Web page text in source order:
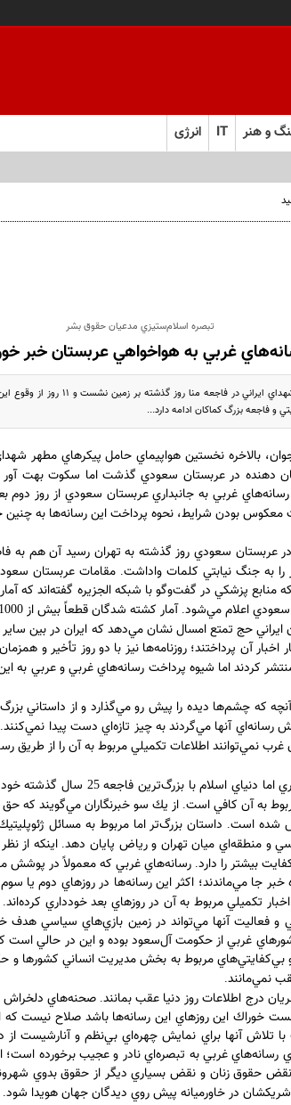
و هنر IT انرژی
تبصره اسلام‌ستيزي مدعيان حقوق بشر
غربي به هواخواهي عربستان خبر
بالاخره نخستين هواپيماي حامل
و فاجعه بزرگ كماكان ادامه دارد...
بالاخره نخستين هواپيماي حامل پيكرهاي مطهر
دهنده در عربستان سعودي گذشت اما سكوت بهت آور
غربي به جانبداري عربستان سعودي از روز دوم
بودن شرايط، نحوه پرداخت اين رسانه‌ها به
در عربستان سعودي روز گذشته به تهران رسيد آن هم به
به جنگ نيابتي كلمات واداشت.مقامات عربستان
پزشكي در گفت‌وگو با شبكه الجزيره گفته‌اند كه
سعودي اعلام مي‌شود.آمار كشته شدگان قطعاً بيش از 1000
ايراني حج تمتع امسال نشان مي‌دهد كه ايران در بين ساير
آن پرداختند؛ روزنامه‌ها نيز با دو روز تأخير و
كردند اما شيوه پرداخت رسانه‌هاي غربي و عربي به
آنچه كه چشم‌ها ديده را پيش رو مي‌گذارد و از داستاني
رسانه‌اي آنها مي‌گردند به چيز تازه‌اي دست پيدا نمي‌كنند
نمي‌توانند اطلاعات تكميلي مربوط به آن را از طريق
اما دنياي اسلام با بزرگ‌ترين فاجعه25 سال گذشته
به آن كافي است.از يك سو خبرنگاران مي‌گويند كه
شده است. داستان بزرگ‌تر اما مربوط به مسائل
منطقه‌اي ميان تهران و رياض پايان دهد.اينكه از
بيشتر را دارد.رسانه‌هاي غربي كه معمولاً در پوشش
خبر جا مي‌ماندند؛ اكثر اين رسانه‌ها در روزهاي دوم يا
اخبار تكميلي مربوط به آن در روزهاي بعد خودداري كرده‌اند.
فعاليت آنها مي‌تواند در زمين بازي‌هاي سياسي هدف
غربي از حكومت آل‌سعود بوده و اين در حالي است
بي‌كفايتي‌هاي مربوط به بخش مديريت انساني كشورها
نمي‌مانند.
درج اطلاعات روز دنيا عقب بمانند. صحنه‌هاي دلخراش
اين روزهاي اين رسانه‌ها باشد صلاح نيست كه
آنها براي نمايش چهره‌اي بي‌نظم و آنارشيست از
رسانه‌هاي غربي به تبصره‌اي نادر و عجيب برخورده
حقوق زنان و نقض بسياري ديگر از حقوق بدوي
شريكشان در خاورميانه پيش روي ديدگان جهان هويدا شود.